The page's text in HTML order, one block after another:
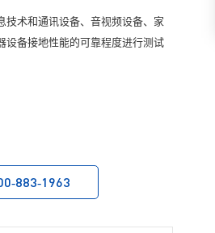
技术和通讯设备、音视频设备、家
设备接地性能的可靠程度进行测试
883-1963